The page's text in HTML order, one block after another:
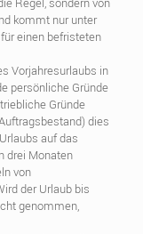
kommt nur unter
einen befristeten
Vorjahresurlaubs in
persönliche Gründe
Gründe
dies
auf das
drei Monaten
von
der Urlaub bis
genommen,